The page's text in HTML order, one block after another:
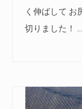
く伸ばして お
切りました！ …